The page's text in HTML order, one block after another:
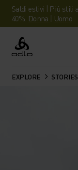
Saldi estivi | Più stili
40%. Donna | Uomo
Odlo
EXPLORE STORIES